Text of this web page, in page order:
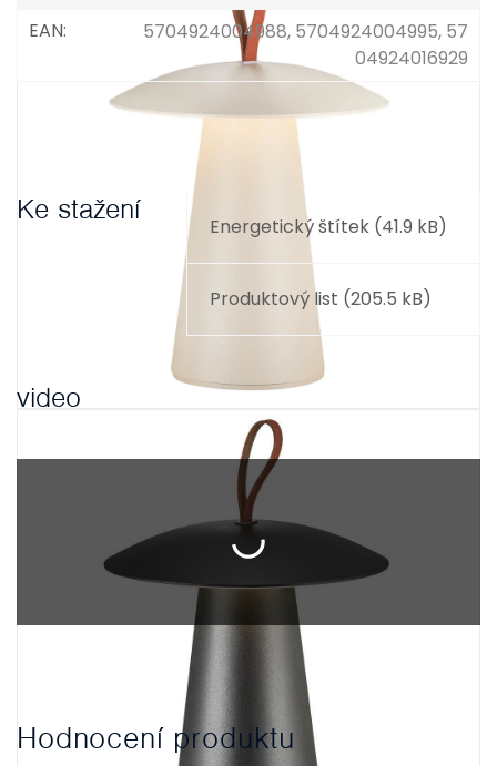
EAN:
5704924004988, 5704924004995, 57
04924016929
Ke stažení
Energetický štítek (41.9 kB)
Produktový list (205.5 kB)
video
Hodnocení produktu